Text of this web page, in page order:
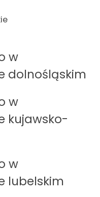
w
dolnośląskim
w
kujawsko-
w
lubelskim